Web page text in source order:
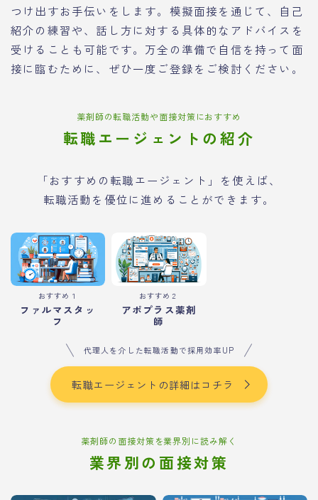
つけ出すお手伝いをします。模擬面接を通じて、自己
紹介の練習や、話し方に対する具体的なアドバイスを
受けることも可能です。万全の準備で自信を持って面
接に臨むために、ぜひ一度ご登録をご検討ください。
薬剤師の転職活動や面接対策におすすめ
転職エージェントの紹介
「おすすめの転職エージェント」を使えば、
転職活動を優位に進めることができます。
おすすめ１
ファルマスタッ
フ
おすすめ２
アポプラス薬剤
師
代理人を介した転職活動で採用効率UP
転職エージェントの詳細はコチラ
薬剤師の面接対策を業界別に読み解く
業界別の面接対策